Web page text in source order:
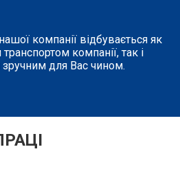
компанії відбувається як
компанії, так і
для Вас чином.